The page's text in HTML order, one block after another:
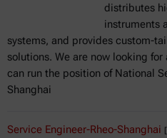
distributes
instruments
systems, and provides custom-
solutions. We are now looking
can run the position of National
Shanghai
Service Engineer-Rheo-Shanghai